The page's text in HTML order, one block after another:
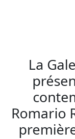
La
Romario